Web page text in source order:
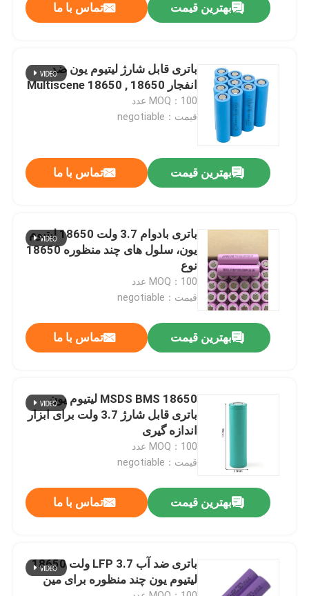
فیلم های
درباره ما
اخبار
نیروگاه خورشیدی قابل حمل
بهترین قیمت تماس با ما
باتری قابل شارژ لیتیوم یون ضد
انفجار 18650 , Multiscene 18650
MOQ：100 عدد
قیمت：negotiable
بهترین قیمت تماس با ما
باتری بادوام 3.7 ولت 18650 لیتیوم
یون، سلول های چند منظوره 18650
نوع
MOQ：100 عدد
قیمت：negotiable
بهترین قیمت تماس با ما
MSDS BMS 18650 لیتیوم یون
باتری قابل شارژ 3.7 ولت برای ابزار
اندازه گیری
MOQ：100 عدد
قیمت：negotiable
بهترین قیمت تماس با ما
باتری ضد آب LFP 3.7 ولت 18650
لیتیوم یون چند منظوره برای مین